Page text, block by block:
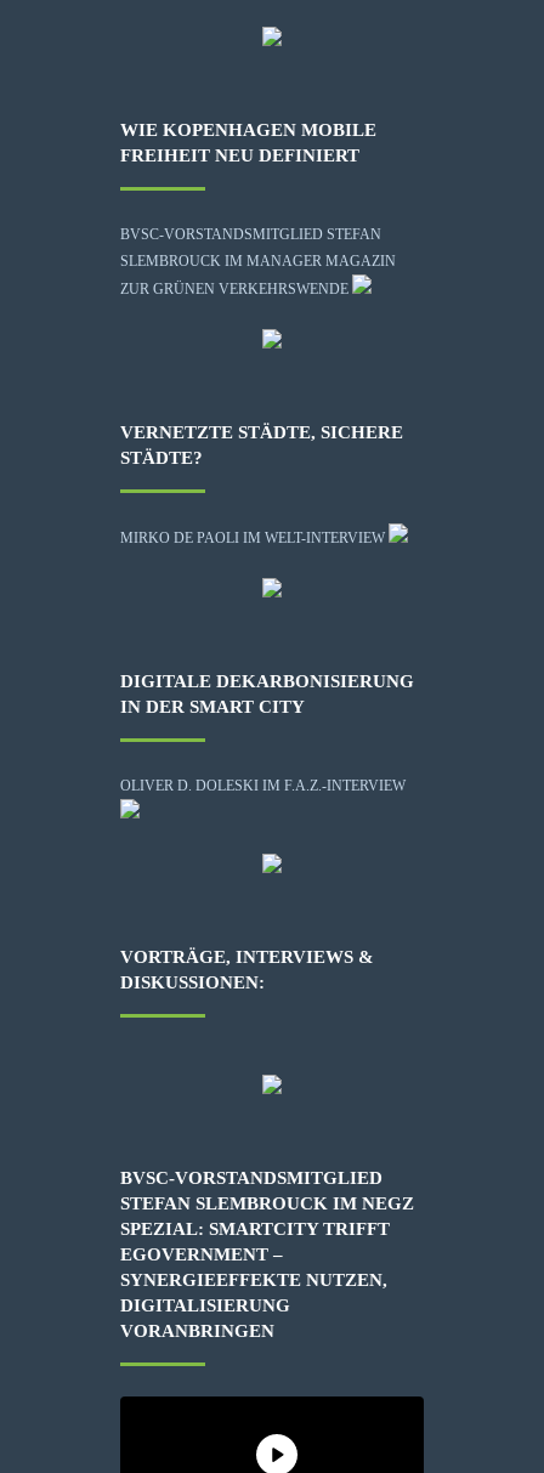
WIE KOPENHAGEN MOBILE
FREIHEIT NEU DEFINIERT
BVSC-VORSTANDSMITGLIED STEFAN
SLEMBROUCK IM MANAGER MAGAZIN
ZUR GRÜNEN VERKEHRSWENDE
VERNETZTE STÄDTE, SICHERE
STÄDTE?
MIRKO DE PAOLI IM WELT-INTERVIEW
DIGITALE DEKARBONISIERUNG
IN DER SMART CITY
OLIVER D. DOLESKI IM F.A.Z.-INTERVIEW
VORTRÄGE, INTERVIEWS &
DISKUSSIONEN:
BVSC-VORSTANDSMITGLIED
STEFAN SLEMBROUCK IM NEGZ
SPEZIAL: SMARTCITY TRIFFT
EGOVERNMENT –
SYNERGIEEFFEKTE NUTZEN,
DIGITALISIERUNG
VORANBRINGEN